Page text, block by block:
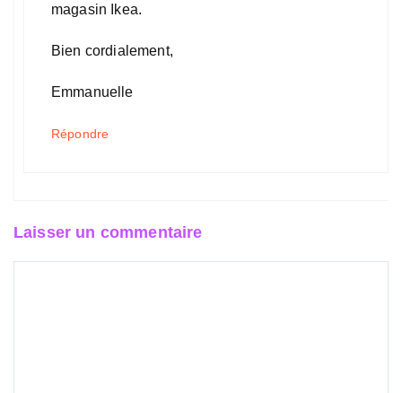
magasin Ikea.
Bien cordialement,
Emmanuelle
Répondre
Laisser un commentaire